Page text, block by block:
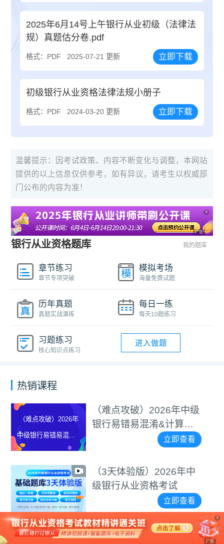
2025年6月14号上午银行从业初级（法律法
规）真题估分卷.pdf
格式：PDF 2025-07-21 更新 立即下载
初级银行从业资格法律法规小册子
格式：PDF 2024-03-20 更新 立即下载
温馨提示：因考试政策、内容不断变化与调整，本网站
提供的以上信息仅供参考，如有异议，请考生以权威部
门公布的内容为准！
X
广告
银行从业资格题库 我的题库
章节练习
章节专项突破
模拟考场
海量免费试题
历年真题
真题实战演练
每日一练
每天10题练习
习题练习
核心知识点练习
进入做题
热销课程
（难点攻破）2026年
中级银行易错易混淆&
计算题等专项突破视
频
（难点攻破）2026年中级
银行易错易混淆&计算题
等专项突破视频
立即查看
（3天体验版）2026年中
级银行从业资格考试
立即查看
X
广告